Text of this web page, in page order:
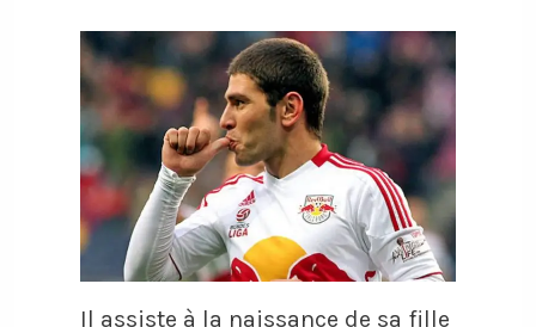
Il assiste à la naissance de sa fille